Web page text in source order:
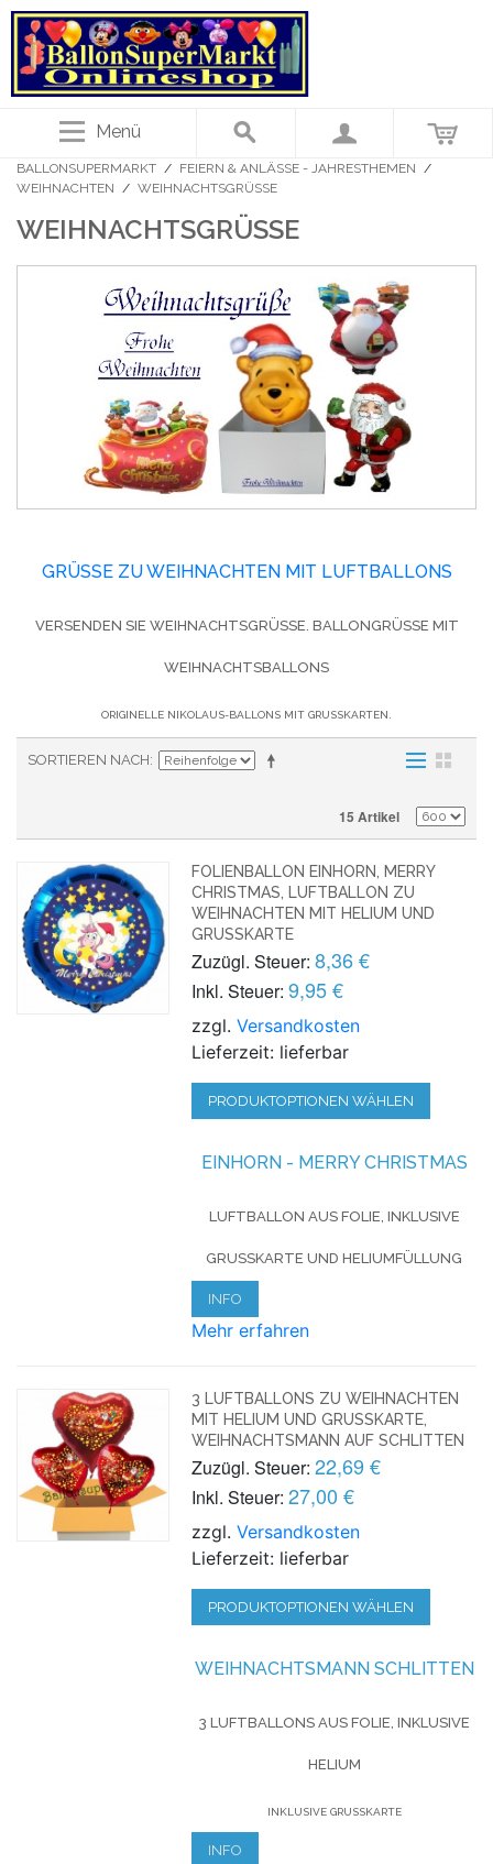
Menü
BALLONSUPERMARKT / FEIERN & ANLÄSSE - JAHRESTHEMEN /
WEIHNACHTEN / WEIHNACHTSGRÜSSE
WEIHNACHTSGRÜSSE
GRÜSSE ZU WEIHNACHTEN MIT LUFTBALLONS
VERSENDEN SIE WEIHNACHTSGRÜSSE. BALLONGRÜSSE MIT WE
IHNACHTSBALLONS
ORIGINELLE NIKOLAUS-BALLONS MIT GRUSSKARTEN.
SORTIEREN NACH
15 Artikel
FOLIENBALLON EINHORN, MERRY
CHRISTMAS, LUFTBALLON ZU
WEIHNACHTEN MIT HELIUM UND
GRUSSKARTE
Zuzügl. Steuer: 8,36 €
Inkl. Steuer: 9,95 €
zzgl.Versandkosten
Lieferzeit: lieferbar
PRODUKTOPTIONEN WÄHLEN
EINHORN - MERRY CHRISTMAS
LUFTBALLON AUS FOLIE, INKLUSIVE
GRUSSKARTE UND HELIUMFÜLLUNG
INFO
Mehr erfahren
3 LUFTBALLONS ZU WEIHNACHTEN
MIT HELIUM UND GRUSSKARTE, W
EIHNACHTSMANN AUF SCHLITTEN
Zuzügl. Steuer: 22,69 €
Inkl. Steuer: 27,00 €
zzgl.Versandkosten
Lieferzeit: lieferbar
PRODUKTOPTIONEN WÄHLEN
WEIHNACHTSMANN SCHLITTEN
3 LUFTBALLONS AUS FOLIE, INKLUSIVE
HELIUM
INKLUSIVE GRUSSKARTE
INFO